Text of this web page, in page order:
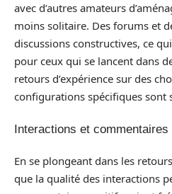
avec d’autres amateurs
moins solitaire. Des forums et
discussions constructives, ce
pour ceux qui se lancent dans
retours d’expérience sur des
configurations spécifiques sont
Interactions et commentaires
En se plongeant dans les
que la qualité des interactions